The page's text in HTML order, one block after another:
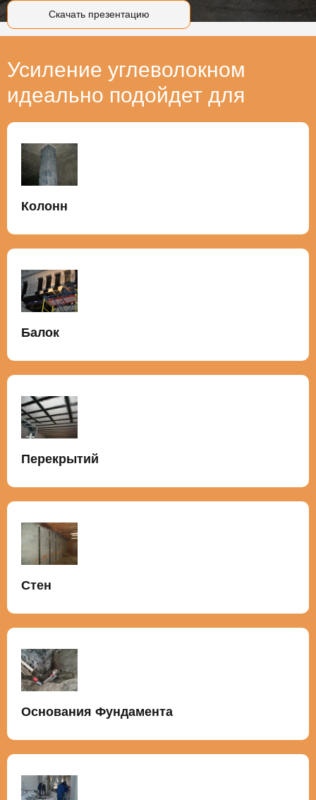
Скачать презентацию
Усиление углеволокном
идеально подойдет для
Колонн
Балок
Перекрытий
Стен
Основания Фундамента